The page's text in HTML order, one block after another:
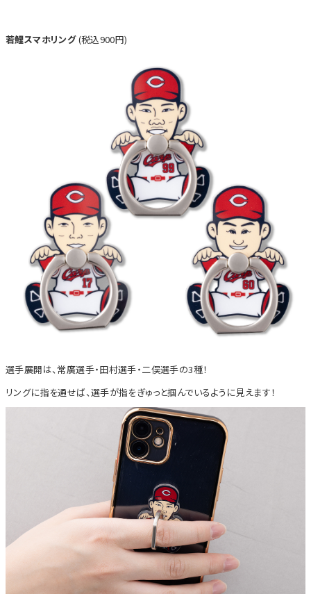
若鯉スマホリング(税込900円)
選手展開は、常廣選手・田村選手・二俣選手の3種！
リングに指を通せば、選手が指をぎゅっと掴んでいるように見えます！